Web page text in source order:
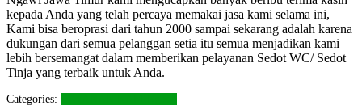
kepada Anda yang telah percaya memakai jasa kami selama ini,
Kami bisa beroprasi dari tahun 2000 sampai sekarang adalah karena
dukungan dari semua pelanggan setia itu semua menjadikan kami
lebih bersemangat dalam memberikan pelayanan Sedot WC/ Sedot
Tinja yang terbaik untuk Anda.
Categories: